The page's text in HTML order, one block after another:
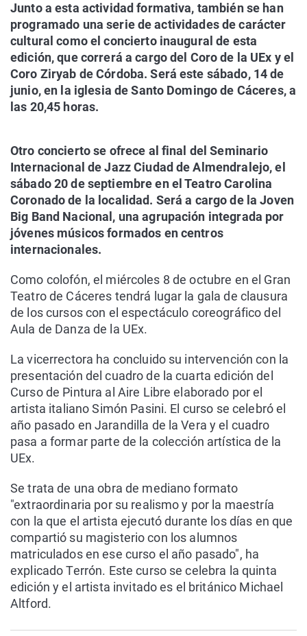
Junto a esta actividad formativa, también se han
programado una serie de actividades de carácter
cultural como el concierto inaugural de esta
edición, que correrá a cargo del Coro de la UEx y el
Coro Ziryab de Córdoba. Será este sábado, 14 de
junio, en la iglesia de Santo Domingo de Cáceres, a
las 20,45 horas.
Otro concierto se ofrece al final del Seminario
Internacional de Jazz Ciudad de Almendralejo, el
sábado 20 de septiembre en el Teatro Carolina
Coronado de la localidad. Será a cargo de la Joven
Big Band Nacional, una agrupación integrada por
jóvenes músicos formados en centros
internacionales.
Como colofón, el miércoles 8 de octubre en el Gran
Teatro de Cáceres tendrá lugar la gala de clausura
de los cursos con el espectáculo coreográfico del
Aula de Danza de la UEx.
La vicerrectora ha concluido su intervención con la
presentación del cuadro de la cuarta edición del
Curso de Pintura al Aire Libre elaborado por el
artista italiano Simón Pasini. El curso se celebró el
año pasado en Jarandilla de la Vera y el cuadro
pasa a formar parte de la colección artística de la
UEx.
Se trata de una obra de mediano formato
"extraordinaria por su realismo y por la maestría
con la que el artista ejecutó durante los días en que
compartió su magisterio con los alumnos
matriculados en ese curso el año pasado", ha
explicado Terrón. Este curso se celebra la quinta
edición y el artista invitado es el británico Michael
Altford.